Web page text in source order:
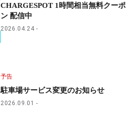
CHARGESPOT 1時間相当無料クーポ
ン 配信中
2026.04.24
予告
駐車場サービス変更のお知らせ
2026.09.01